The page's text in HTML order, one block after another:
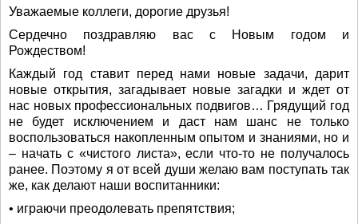
Уважаемые коллеги, дорогие друзья!
Сердечно поздравляю вас с Новым годом и
Рождеством!
Каждый год ставит перед нами новые задачи, дарит
новые открытия, загадывает новые загадки и ждет от
нас новых профессиональных подвигов… Грядущий год
не будет исключением и даст нам шанс не только
воспользоваться накопленным опытом и знаниями, но и
– начать с «чистого листа», если что-то не получалось
ранее. Поэтому я от всей души желаю вам поступать так
же, как делают наши воспитанники:
• играючи преодолевать препятствия;